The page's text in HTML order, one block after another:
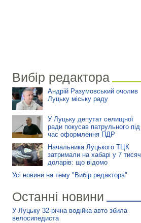
Вибір редактора
Андрій Разумовський очолив
Луцьку міську раду
У Луцьку депутат селищної
ради покусав патрульного під
час оформлення ПДР
Начальника Луцького ТЦК
затримали на хабарі у 7 тисяч
доларів: що відомо
Усі новини на тему "Вибір редактора"
Останні новини
У Луцьку 32-річна водійка авто збила
велосипедиста